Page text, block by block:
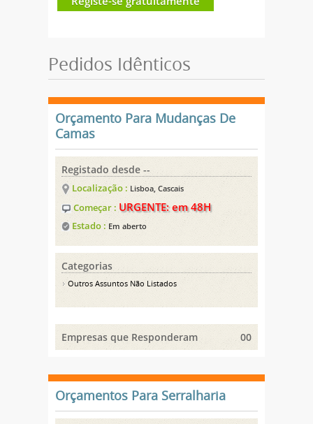
Pedidos Idênticos
Orçamento Para Mudanças De
Camas
Registado desde --
Localização : Lisboa, Cascais
Começar : URGENTE: em 48H
Estado : Em aberto
Categorias
Outros Assuntos Não Listados
Empresas que Responderam 00
Orçamentos Para Serralharia